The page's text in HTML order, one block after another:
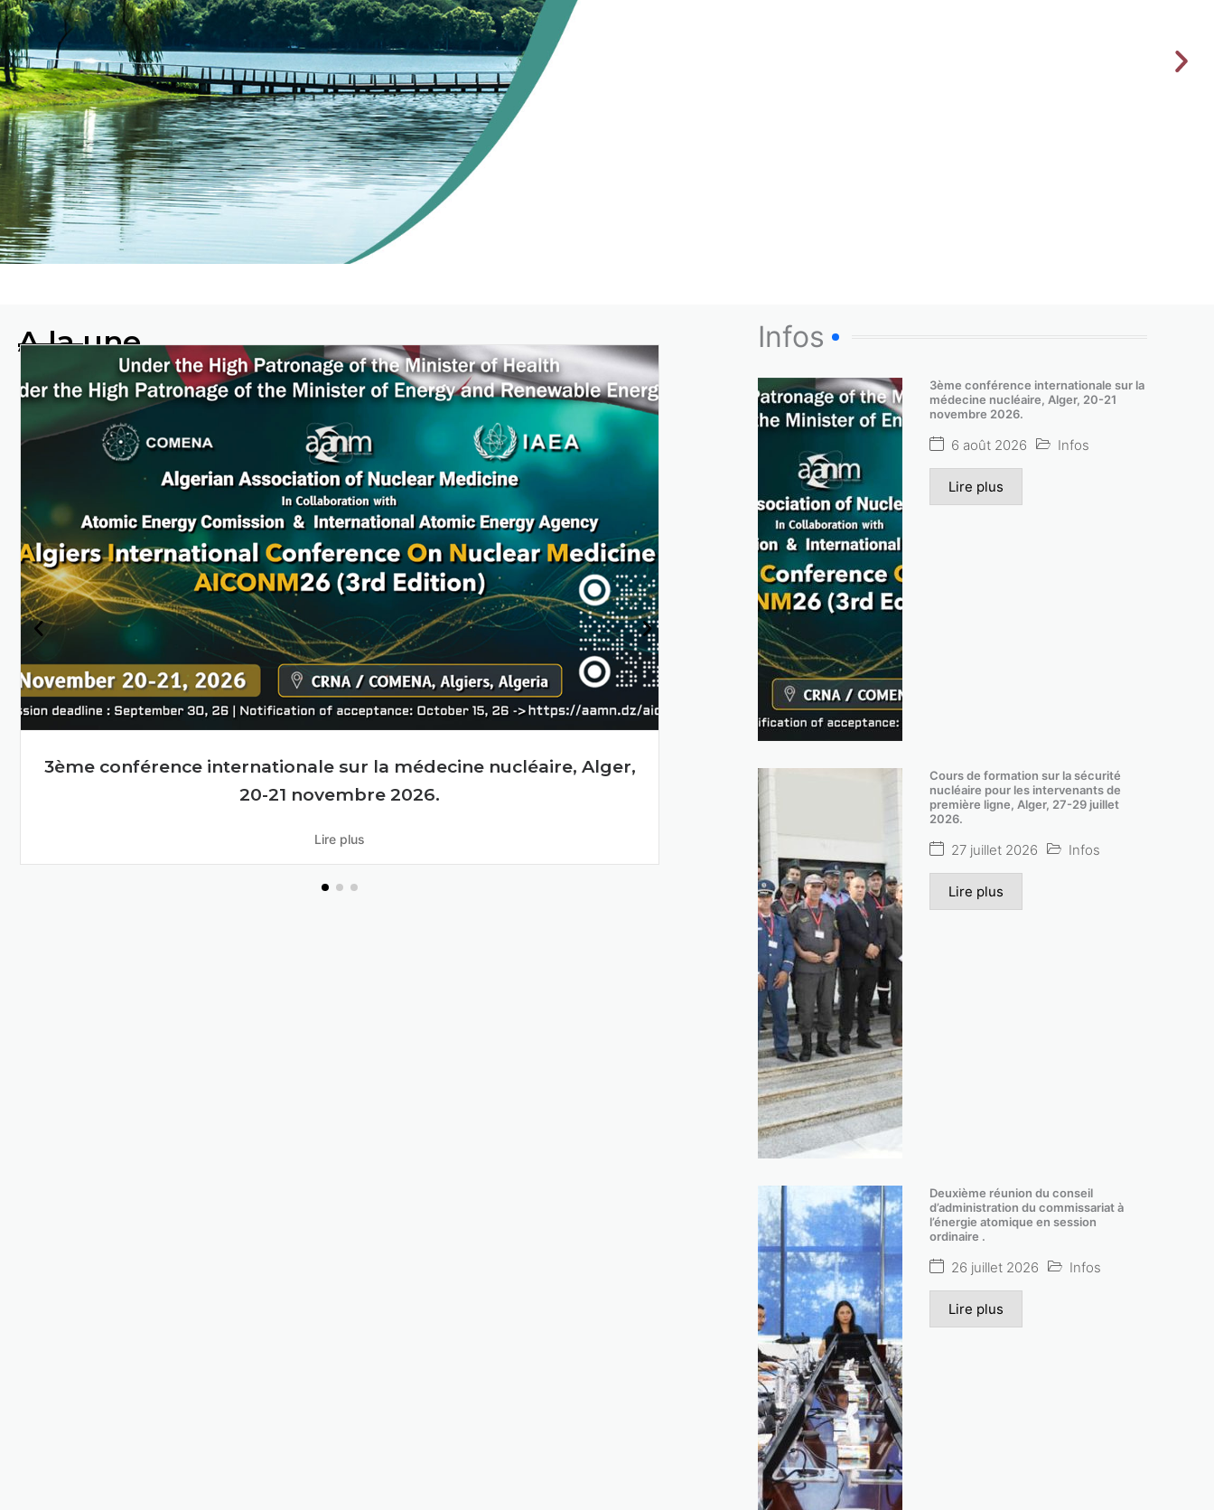
ENVIRONNEMENT
Protéger
l'environnement en
et à la technologie
nucléaires
En savoir plus
A la une
Deuxième réunion du conseil d’administration du commissariat à
l’énergie atomique en session ordinaire .
3ème conférence internationale sur la
20-21 novembre
Infos
3ème conférence internationale sur la
médecine nucléaire, Alger, 20-21
novembre 2026.
6 août 2026 Infos
Lire plus
Cours de formation sur la sécurité
nucléaire pour les intervenants de
première ligne, Alger, 27-29 juillet
2026.
27 juillet 2026 Infos
Lire plus
Deuxième réunion du conseil
d’administration du commissariat à
l’énergie atomique en session
ordinaire .
26 juillet 2026 Infos
Lire plus